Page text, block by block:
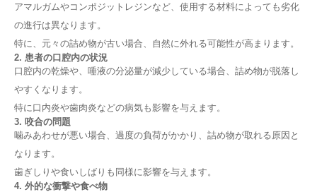
アマルガムやコンポジットレジンなど、使用する材料によっても劣化
の進行は異なります。
特に、元々の詰め物が古い場合、自然に外れる可能性が高まります。
2. 患者の口腔内の状況
口腔内の乾燥や、唾液の分泌量が減少している場合、詰め物が脱落し
やすくなります。
特に口内炎や歯肉炎などの病気も影響を与えます。
3. 咬合の問題
噛みあわせが悪い場合、過度の負荷がかかり、詰め物が取れる原因と
なります。
歯ぎしりや食いしばりも同様に影響を与えます。
4. 外的な衝撃や食べ物